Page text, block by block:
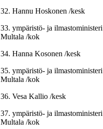
32. Hannu Hoskonen /kesk
33. ympäristö- ja ilmastoministeri
Multala /kok
34. Hanna Kosonen /kesk
35. ympäristö- ja ilmastoministeri
Multala /kok
36. Vesa Kallio /kesk
37. ympäristö- ja ilmastoministeri
Multala /kok